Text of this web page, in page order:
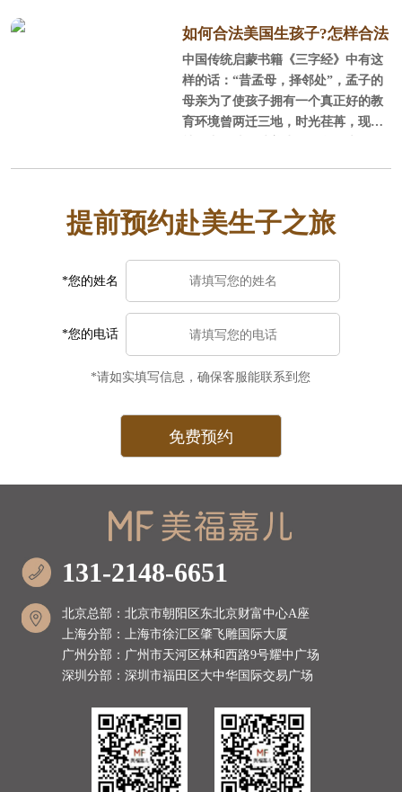
你解答。
如何合法美国生孩子?怎样合法
的赴美国生孩子呢？
中国传统启蒙书籍《三字经》中有这
样的话：“昔孟母，择邻处”，孟子的
母亲为了使孩子拥有一个真正好的教
育环境曾两迁三地，时光荏苒，现代
提前预约赴美生子之旅
*您的姓名
*您的电话
*请如实填写信息，确保客服能联系到您
131-2148-6651
北京总部：北京市朝阳区东北京财富中心A座
上海分部：上海市徐汇区肇飞雕国际大厦
广州分部：广州市天河区林和西路9号耀中广场
深圳分部：深圳市福田区大中华国际交易广场